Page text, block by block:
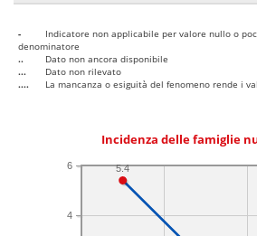
-
Indicatore non applicabile per valore nullo o
denominatore
..
Dato non ancora disponibile
...
Dato non rilevato
....
La mancanza o esiguità del fenomeno rende i
Incidenza delle famiglie
4
6 5.4